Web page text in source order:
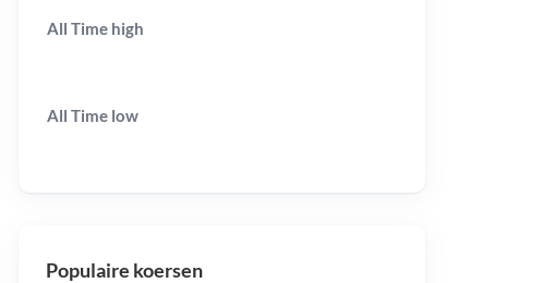
All Time high
All Time low
Populaire koersen